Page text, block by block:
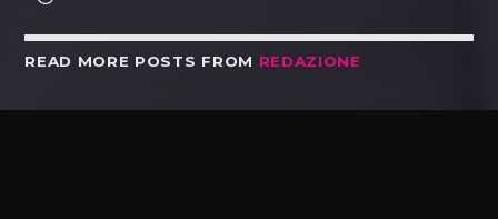
READ MORE POSTS FROM REDAZIONE